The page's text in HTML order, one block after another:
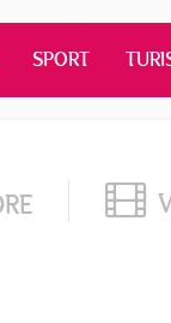
SPORT